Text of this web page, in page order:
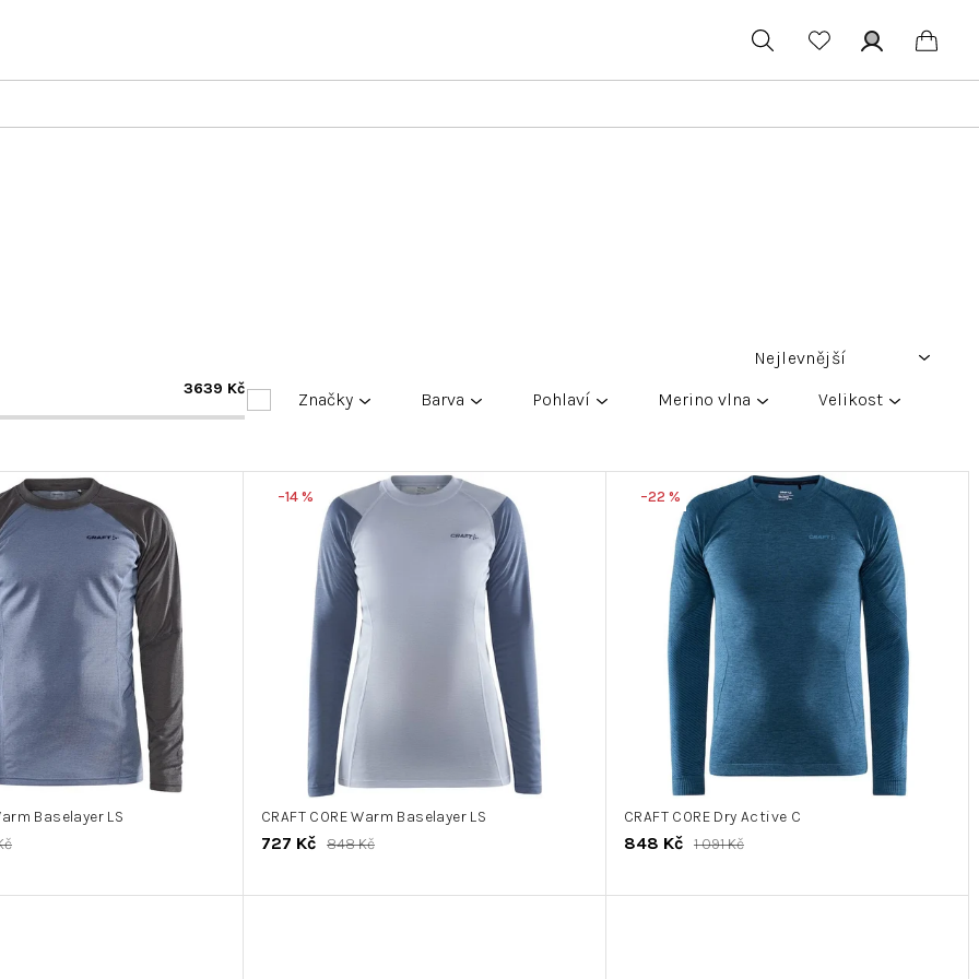
košík
Nejlevnější
3639 Kč
Značky Barva Pohlaví Merino vlna Velikost
Baselayer LS
–14 %
CRAFT CORE Warm Baselayer LS
727 Kč 848 Kč
–22 %
CRAFT CORE Dry Active C
848 Kč 1 091 Kč